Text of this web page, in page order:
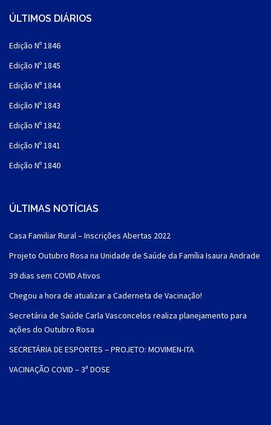
ÚLTIMOS DIÁRIOS
Edição Nº 1846
Edição Nº 1845
Edição Nº 1844
Edição Nº 1843
Edição Nº 1842
Edição Nº 1841
Edição Nº 1840
ÚLTIMAS NOTÍCIAS
Casa Familiar Rural – Inscrições Abertas 2022
Projeto Outubro Rosa na Unidade de Saúde da Família Isaura Andrade
39 dias sem COVID Ativos
Chegou a hora de atualizar a Caderneta de Vacinação!
Secretária de Saúde Carla Vasconcelos realiza planejamento para
ações do Outubro Rosa
SECRETÁRIA DE ESPORTES – PROJETO: MOVIMEN-ITA
VACINAÇÃO COVID – 3ª DOSE